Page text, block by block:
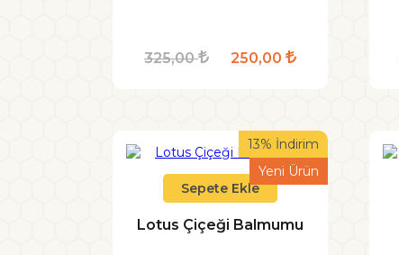
325,00 250,00
13% İndirim
Yeni Ürün
Sepete Ekle
Lotus Çiçeği Balmumu